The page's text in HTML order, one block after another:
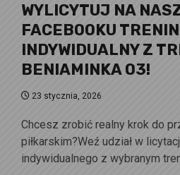
WYLICYTUJ NA
FACEBOOKU
INDYWIDUALNY Z
BENIAMINKA 03!
23 stycznia, 2026
Chcesz zrobić realny krok do
piłkarskim?Weź udział w
indywidualnego z wybranym